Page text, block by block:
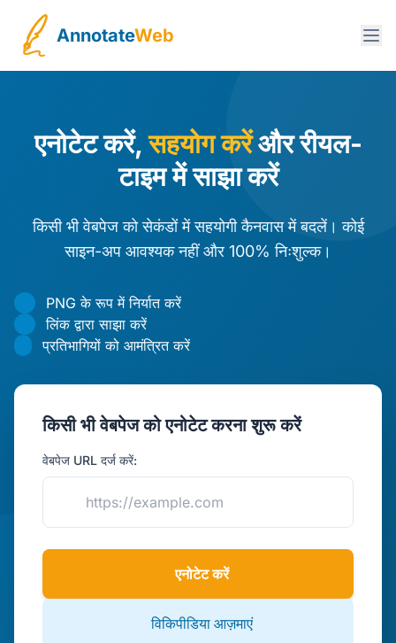
AnnotateWeb
एनोटेट करें,सहयोग करेंऔर रीयल-
टाइम में साझा करें
किसी भी वेबपेज को सेकंडों में सहयोगी कैनवास में बदलें। कोई
साइन-अप आवश्यक नहीं और 100% निःशुल्क।
PNG के रूप में निर्यात करें
लिंक द्वारा साझा करें
प्रतिभागियों को आमंत्रित करें
किसी भी वेबपेज को एनोटेट करना शुरू करें
वेबपेज URL दर्ज करें:
एनोटेट करें
विकिपीडिया आज़माएं